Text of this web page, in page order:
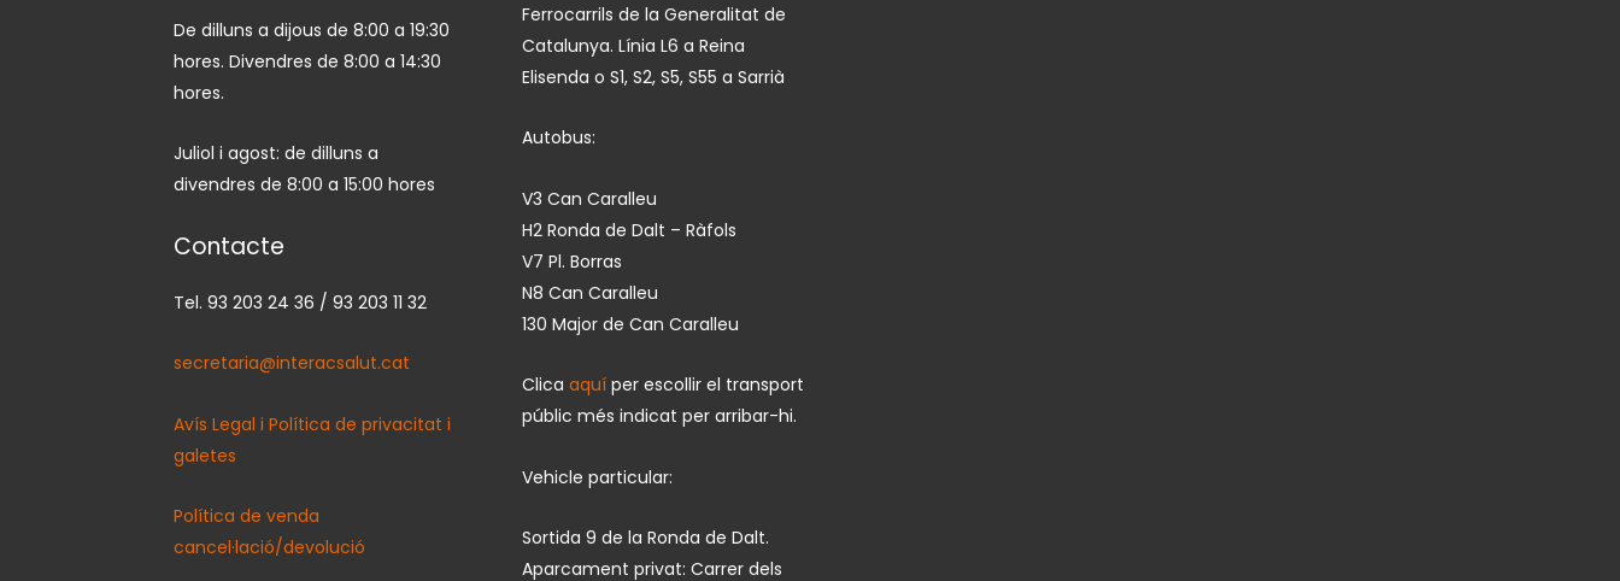
De dilluns a dijous de 8:00 a 19:30
hores. Divendres de 8:00 a 14:30
hores.
Juliol i agost: de dilluns a
divendres de 8:00 a 15:00 hores
Contacte
Tel. 93 203 24 36 / 93 203 11 32
secretaria@interacsalut.cat
Avís Legal i Política de privacitat i
galetes
Política de venda
cancel·lació/devolució
Ferrocarrils de la Generalitat de
Catalunya. Línia L6 a Reina
Elisenda o S1, S2, S5, S55 a Sarrià
Autobus:
V3 Can Caralleu
H2 Ronda de Dalt – Ràfols
V7 Pl. Borras
N8 Can Caralleu
130 Major de Can Caralleu
Clica aquí per escollir el transport
públic més indicat per arribar-hi.
Vehicle particular:
Sortida 9 de la Ronda de Dalt.
Aparcament privat: Carrer dels